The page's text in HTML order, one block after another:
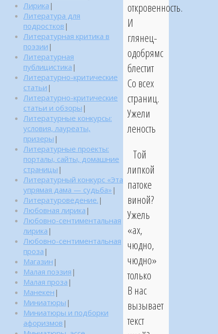
откровенность.
И
глянец-
одобрямс
блестит
Со всех
страниц.
Ужели
леность
Той
липкой
патоке
виной?
Ужель
«ах,
чюдно,
чюдно»
только
В нас
вызывает
текст
Лирика |
Литература для
подростков |
Литературная критика в
поэзии |
Литературная
публицистика |
Литературно-критические
статьи |
Литературно-критические
статьи и обзоры |
Литературные конкурсы:
условия, лауреаты,
призеры |
Литературные проекты:
порталы, сайты, домашние
страницы |
Литературный конкурс «Эта
упрямая дама — судьба» |
Литературоведение. |
Любовная лирика |
Любовно-сентиментальная
лирика |
Любовно-сентиментальная
проза |
Магазин |
Малая поэзия |
Малая проза |
Манекен |
Миниатюры |
Миниатюры и подборки
афоризмов |